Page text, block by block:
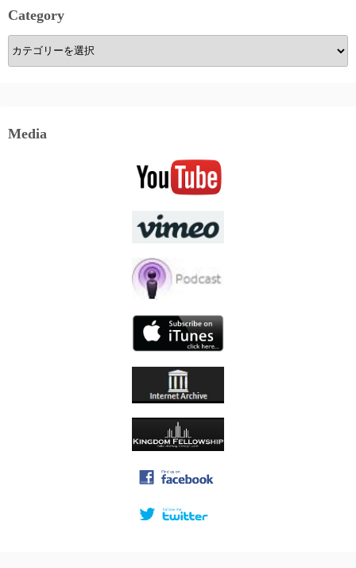
Category
Category
Media